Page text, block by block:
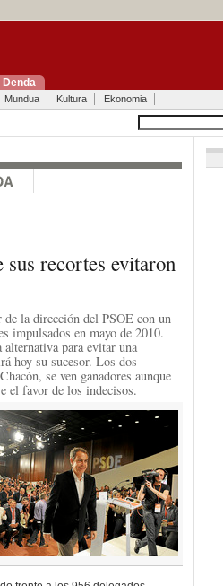
Denda
Mundua Kultura Ekonomia
sus recortes evitaron
la dirección del PSOE con un
impulsados en mayo de 2010.
alternativa para evitar una
hoy su sucesor. Los dos
se ven ganadores aunque
el favor de los indecisos.